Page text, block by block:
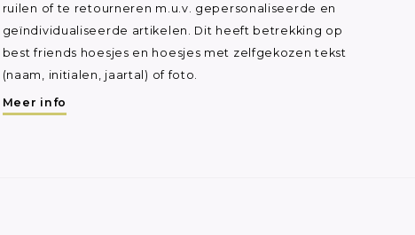
ruilen of te retourneren m.u.v. gepersonaliseerde en
geïndividualiseerde artikelen. Dit heeft betrekking op
best friends hoesjes en hoesjes met zelfgekozen tekst
(naam, initialen, jaartal) of foto.
Meer info